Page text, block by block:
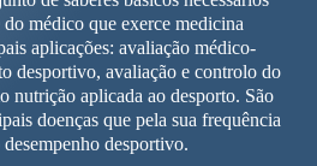
médico que exerce medicina
aplicações: avaliação médico-
desportivo, avaliação e controlo do
nutrição aplicada ao desporto. São
doenças que pela sua frequência
desportivo.